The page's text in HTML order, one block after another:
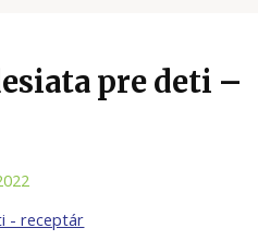
pre deti –
- receptár